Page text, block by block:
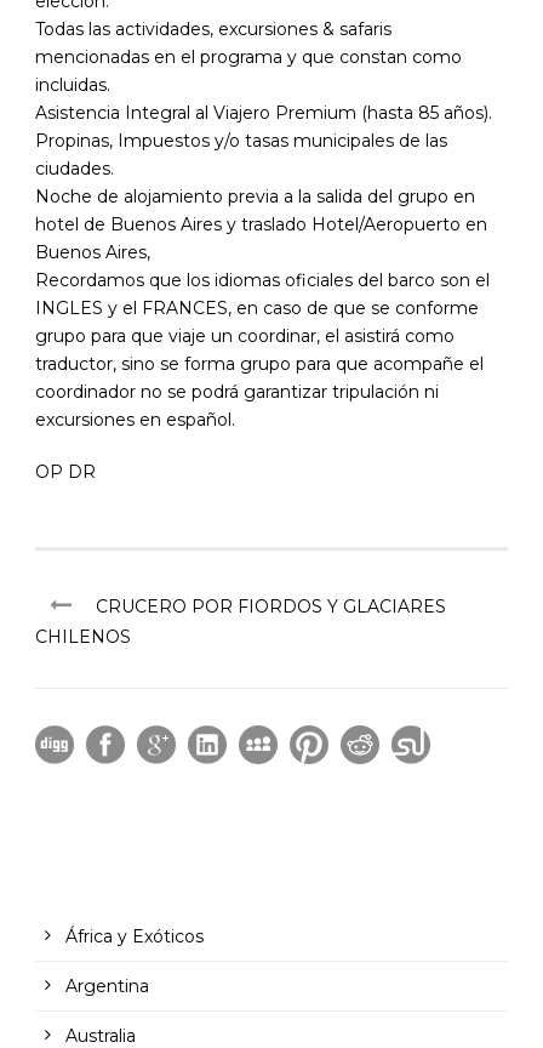
Todas las actividades, excursiones & safaris
mencionadas en el programa y que constan como
incluidas.
Asistencia Integral al Viajero Premium (hasta 85 años).
Propinas, Impuestos y/o tasas municipales de las
ciudades.
Noche de alojamiento previa a la salida del grupo en
hotel de Buenos Aires y traslado Hotel/Aeropuerto en
Buenos Aires,
Recordamos que los idiomas oficiales del barco son el
INGLES y el FRANCES, en caso de que se conforme
grupo para que viaje un coordinar, el asistirá como
traductor, sino se forma grupo para que acompañe el
coordinador no se podrá garantizar tripulación ni
excursiones en español.
OP DR
CRUCERO POR FIORDOS Y GLACIARES
CHILENOS
África y Exóticos
Argentina
Australia